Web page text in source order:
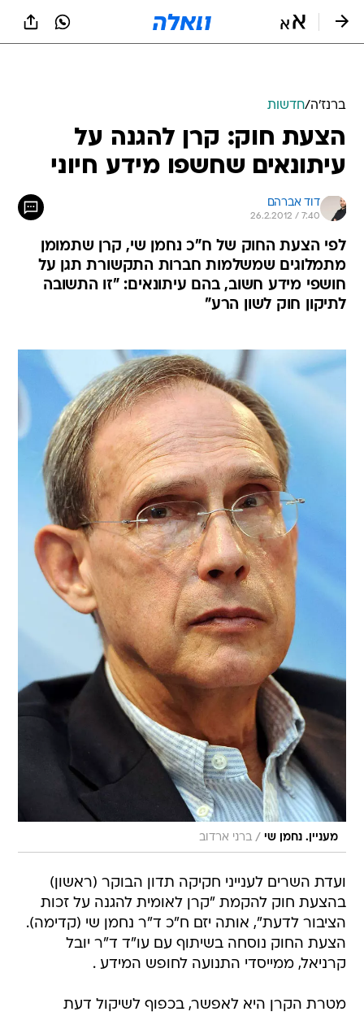
ברנז'ה/חדשות
הצעת חוק: קרן להגנה על
עיתונאים שחשפו מידע חיוני
דוד אברהם
26.2.2012 / 7:40
לפי הצעת החוק של ח"כ נחמן שי, קרן שתמומן
מתמלוגים שמשלמות חברות התקשורת תגן על
חושפי מידע חשוב, בהם עיתונאים: "זו התשובה
לתיקון חוק לשון הרע"
מעניין. נחמן שי / ברני ארדוב
ועדת השרים לענייני חקיקה תדון הבוקר (ראשון)
בהצעת חוק להקמת "קרן לאומית להגנה על זכות
הציבור לדעת", אותה יזם ח"כ ד"ר נחמן שי (קדימה).
הצעת החוק נוסחה בשיתוף עם עו"ד ד"ר יובל
קרניאל, ממייסדי התנועה לחופש המידע .
מטרת הקרן היא לאפשר, בכפוף לשיקול דעת